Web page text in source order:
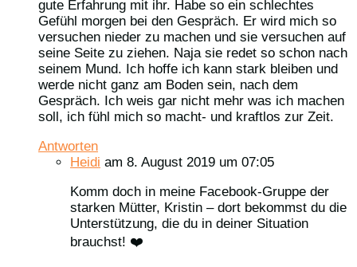
gute Erfahrung mit ihr. Habe so ein schlechtes
Gefühl morgen bei den Gespräch. Er wird mich so
versuchen nieder zu machen und sie versuchen auf
seine Seite zu ziehen. Naja sie redet so schon nach
seinem Mund. Ich hoffe ich kann stark bleiben und
werde nicht ganz am Boden sein, nach dem
Gespräch. Ich weis gar nicht mehr was ich machen
soll, ich fühl mich so macht- und kraftlos zur Zeit.
Antworten
Heidi am 8. August 2019 um 07:05
Komm doch in meine Facebook-Gruppe der
starken Mütter, Kristin – dort bekommst du die
Unterstützung, die du in deiner Situation
brauchst! ❤️